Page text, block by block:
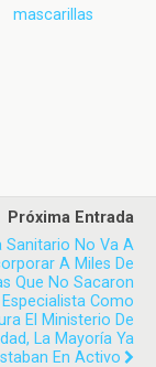
mascarillas
Próxima Entrada
Sanitario No Va A
A Miles De
Que No Sacaron
Especialista Como
El Ministerio De
La Mayoría Ya
En Activo